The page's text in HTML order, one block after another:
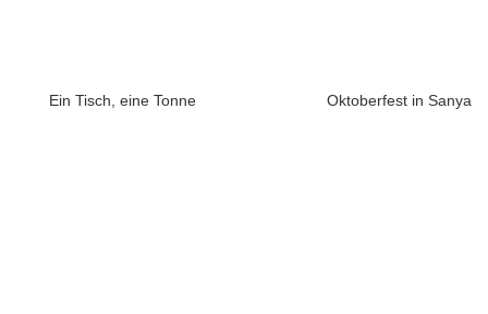
Ein Tisch, eine Tonne Oktoberfest in Sanya